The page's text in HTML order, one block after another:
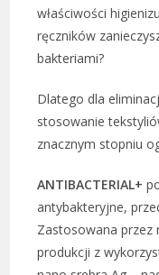
właściwości
ręczników
bakteriami?
Dlatego dla
stosowanie
znacznym stopniu
ANTIBACTERIAL+
antybakteryjne,
Zastosowana przez
produkcji z